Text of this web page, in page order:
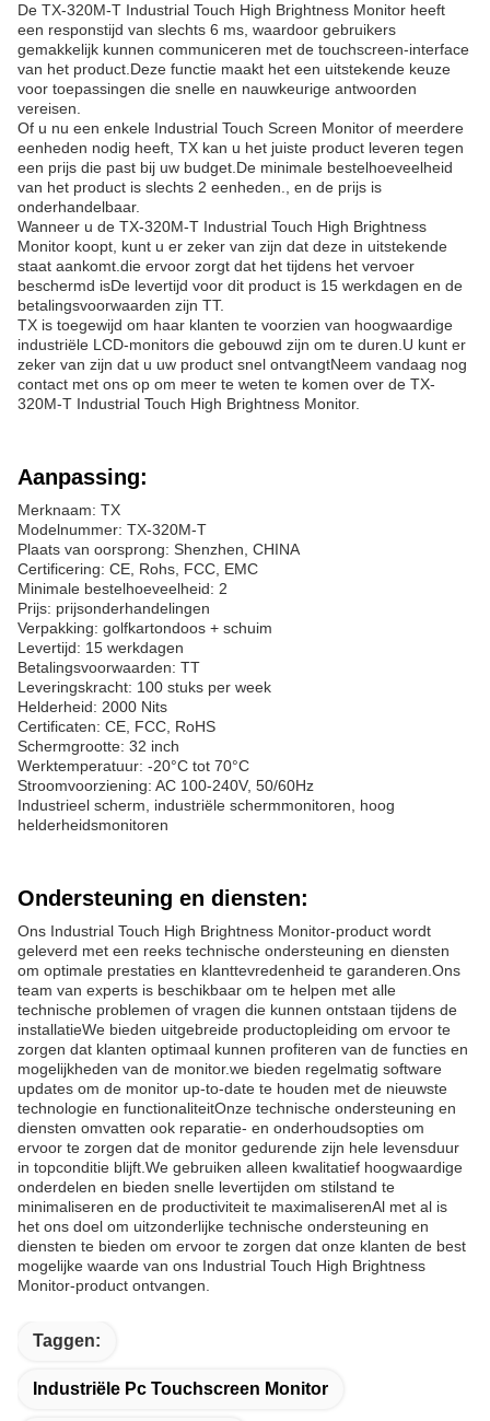
De TX-320M-T Industrial Touch High Brightness Monitor heeft
een responstijd van slechts 6 ms, waardoor gebruikers
gemakkelijk kunnen communiceren met de touchscreen-interface
van het product.Deze functie maakt het een uitstekende keuze
voor toepassingen die snelle en nauwkeurige antwoorden
vereisen.
Of u nu een enkele Industrial Touch Screen Monitor of meerdere
eenheden nodig heeft, TX kan u het juiste product leveren tegen
een prijs die past bij uw budget.De minimale bestelhoeveelheid
van het product is slechts 2 eenheden., en de prijs is
onderhandelbaar.
Wanneer u de TX-320M-T Industrial Touch High Brightness
Monitor koopt, kunt u er zeker van zijn dat deze in uitstekende
staat aankomt.die ervoor zorgt dat het tijdens het vervoer
beschermd isDe levertijd voor dit product is 15 werkdagen en de
betalingsvoorwaarden zijn TT.
TX is toegewijd om haar klanten te voorzien van hoogwaardige
industriële LCD-monitors die gebouwd zijn om te duren.U kunt er
zeker van zijn dat u uw product snel ontvangtNeem vandaag nog
contact met ons op om meer te weten te komen over de TX-
320M-T Industrial Touch High Brightness Monitor.
Aanpassing:
Merknaam: TX
Modelnummer: TX-320M-T
Plaats van oorsprong: Shenzhen, CHINA
Certificering: CE, Rohs, FCC, EMC
Minimale bestelhoeveelheid: 2
Prijs: prijsonderhandelingen
Verpakking: golfkartondoos + schuim
Levertijd: 15 werkdagen
Betalingsvoorwaarden: TT
Leveringskracht: 100 stuks per week
Helderheid: 2000 Nits
Certificaten: CE, FCC, RoHS
Schermgrootte: 32 inch
Werktemperatuur: -20°C tot 70°C
Stroomvoorziening: AC 100-240V, 50/60Hz
Industrieel scherm, industriële schermmonitoren, hoog
helderheidsmonitoren
Ondersteuning en diensten:
Ons Industrial Touch High Brightness Monitor-product wordt
geleverd met een reeks technische ondersteuning en diensten
om optimale prestaties en klanttevredenheid te garanderen.Ons
team van experts is beschikbaar om te helpen met alle
technische problemen of vragen die kunnen ontstaan tijdens de
installatieWe bieden uitgebreide productopleiding om ervoor te
zorgen dat klanten optimaal kunnen profiteren van de functies en
mogelijkheden van de monitor.we bieden regelmatig software
updates om de monitor up-to-date te houden met de nieuwste
technologie en functionaliteitOnze technische ondersteuning en
diensten omvatten ook reparatie- en onderhoudsopties om
ervoor te zorgen dat de monitor gedurende zijn hele levensduur
in topconditie blijft.We gebruiken alleen kwalitatief hoogwaardige
onderdelen en bieden snelle levertijden om stilstand te
minimaliseren en de productiviteit te maximaliserenAl met al is
het ons doel om uitzonderlijke technische ondersteuning en
diensten te bieden om ervoor te zorgen dat onze klanten de best
mogelijke waarde van ons Industrial Touch High Brightness
Monitor-product ontvangen.
Taggen:
Industriële Pc Touchscreen Monitor